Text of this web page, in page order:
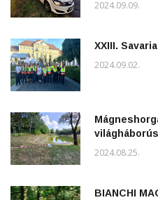
2024.09.09.
XXIII.
2024.09.02.
2024.08.25.
BIANCHI